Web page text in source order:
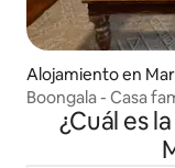
Alojamiento en
Boongala - Casa
admite mascotas
¿Cuál es